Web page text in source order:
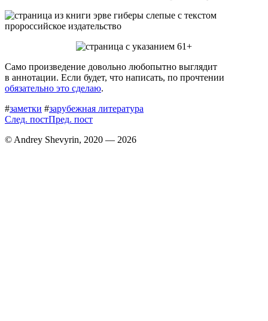
Само произведение довольно любопытно выглядит
в аннотации. Если будет, что написать, по прочтении
обязательно это сделаю.
#заметки #зарубежная литература
След. постПред. пост
© Andrey Shevyrin, 2020 — 2026